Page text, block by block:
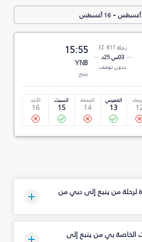
-16 أغسطس
رحلة FZ 817
03س 25د
بدون توقف
15:55
YNB
ينبع
الخميس
13
الجمعة
14
السبت
15
الأحد
16
لرحلة من ينبع إلى دبي من
الخاصة بي من ينبع إلى